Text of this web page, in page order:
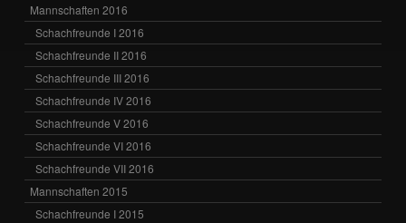
Mannschaften 2016
Schachfreunde I 2016
Schachfreunde II 2016
Schachfreunde III 2016
Schachfreunde IV 2016
Schachfreunde V 2016
Schachfreunde VI 2016
Schachfreunde VII 2016
Mannschaften 2015
Schachfreunde I 2015